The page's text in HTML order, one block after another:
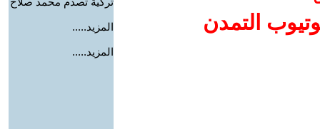
التمدن
المزيد.....
المزيد.....